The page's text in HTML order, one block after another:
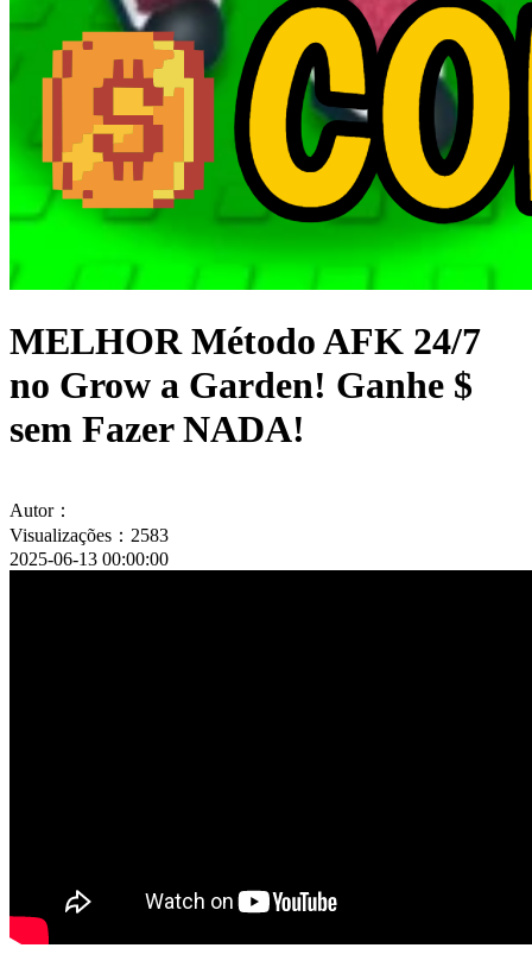
MELHOR Método AFK 24/7
no Grow a Garden! Ganhe $
sem Fazer NADA!
Autor：
Visualizações：2583
2025-06-13 00:00:00